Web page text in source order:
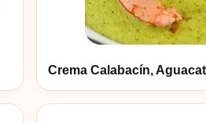
Crema Calabacín,